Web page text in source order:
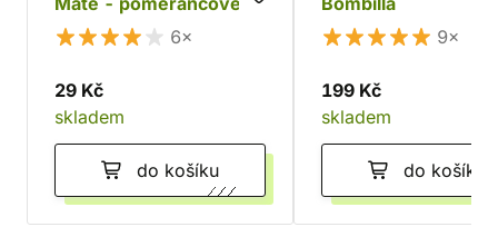
6×
29 Kč
skladem
do košíku
9×
199 Kč
skladem
do košíku